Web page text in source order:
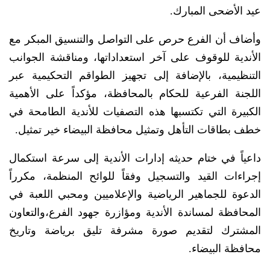
عيد الأضحى المبارك.
وأضاف أن الفرع حرص على التواصل والتنسيق المبكر مع
الأندية للوقوف على آخر استعداداتها، ومناقشة الجوانب
التنظيمية، بالإضافة إلى تجهيز الطواقم التحكيمية عبر
اللجنة الفرعية للحكام بالمحافظة، مؤكداً على الأهمية
الكبيرة التي تكتسبها هذه التصفيات للأندية الطامحة في
خطف بطاقات التأهل وتمثيل محافظة البيضاء خير تمثيل.
داعياً في ختام حديثه إدارات الأندية إلى سرعة استكمال
إجراءات القيد والتسجيل وفقاً للوائح المنظمة، مكرراً
الدعوة للجماهير الرياضية والإعلاميين ومحبي اللعبة في
المحافظة لمساندة الأندية ومؤازرة جهود الفرع،والتعاون
المشترك لتقديم صورة مشرفة تليق برياضة وتاريخ
محافظة البيضاء.